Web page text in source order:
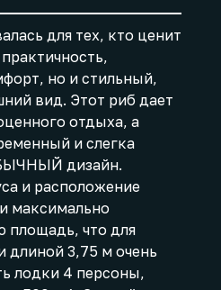
для тех, кто ценит
но и стильный,
вид. Этот риб дает
отдыха, а
и слегка
дизайн.
и расположение
максимально
площадь, что для
длиной 3,75 м очень
лодки 4 персоны,